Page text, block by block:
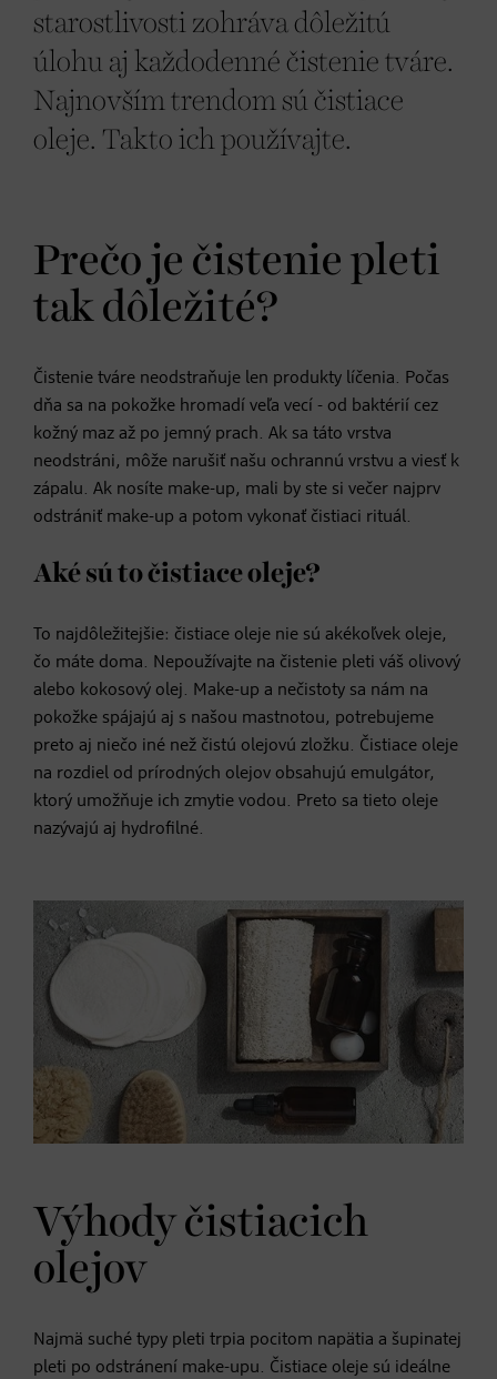
starostlivosti zohráva dôležitú
úlohu aj každodenné čistenie tváre.
Najnovším trendom sú čistiace
oleje. Takto ich používajte.
Prečo je čistenie pleti
tak dôležité?
Čistenie tváre neodstraňuje len produkty líčenia. Počas
dňa sa na pokožke hromadí veľa vecí - od baktérií cez
kožný maz až po jemný prach. Ak sa táto vrstva
neodstráni, môže narušiť našu ochrannú vrstvu a viesť k
zápalu. Ak nosíte make-up, mali by ste si večer najprv
odstrániť make-up a potom vykonať čistiaci rituál.
Aké sú to čistiace oleje?
To najdôležitejšie: čistiace oleje nie sú akékoľvek oleje,
čo máte doma. Nepoužívajte na čistenie pleti váš olivový
alebo kokosový olej. Make-up a nečistoty sa nám na
pokožke spájajú aj s našou mastnotou, potrebujeme
preto aj niečo iné než čistú olejovú zložku. Čistiace oleje
na rozdiel od prírodných olejov obsahujú emulgátor,
ktorý umožňuje ich zmytie vodou. Preto sa tieto oleje
nazývajú aj hydrofilné.
Výhody čistiacich
olejov
Najmä suché typy pleti trpia pocitom napätia a šupinatej
pleti po odstránení make-upu. Čistiace oleje sú ideálne